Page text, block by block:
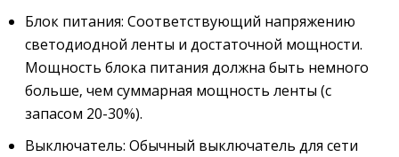
Блок питания: Соответствующий напряжению
светодиодной ленты и достаточной мощности.
Мощность блока питания должна быть немного
больше‚ чем суммарная мощность ленты (с
запасом 20-30%).
Выключатель: Обычный выключатель для сети